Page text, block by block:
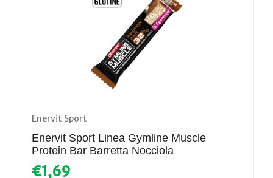
Enervit Sport
Enervit Sport Linea Gymline Muscle
Protein Bar Barretta Nocciola
€1,69